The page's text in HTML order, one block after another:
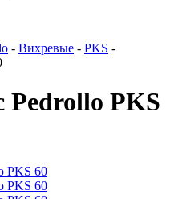
- Вихревые - PKS -
Pedrollo PKS